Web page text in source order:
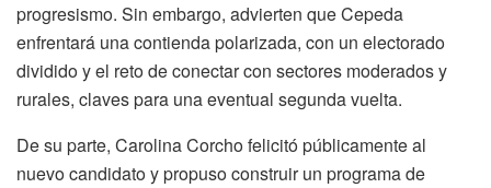
progresismo. Sin embargo, advierten que Cepeda
enfrentará una contienda polarizada, con un electorado
dividido y el reto de conectar con sectores moderados y
rurales, claves para una eventual segunda vuelta.
De su parte, Carolina Corcho felicitó públicamente al
nuevo candidato y propuso construir un programa de